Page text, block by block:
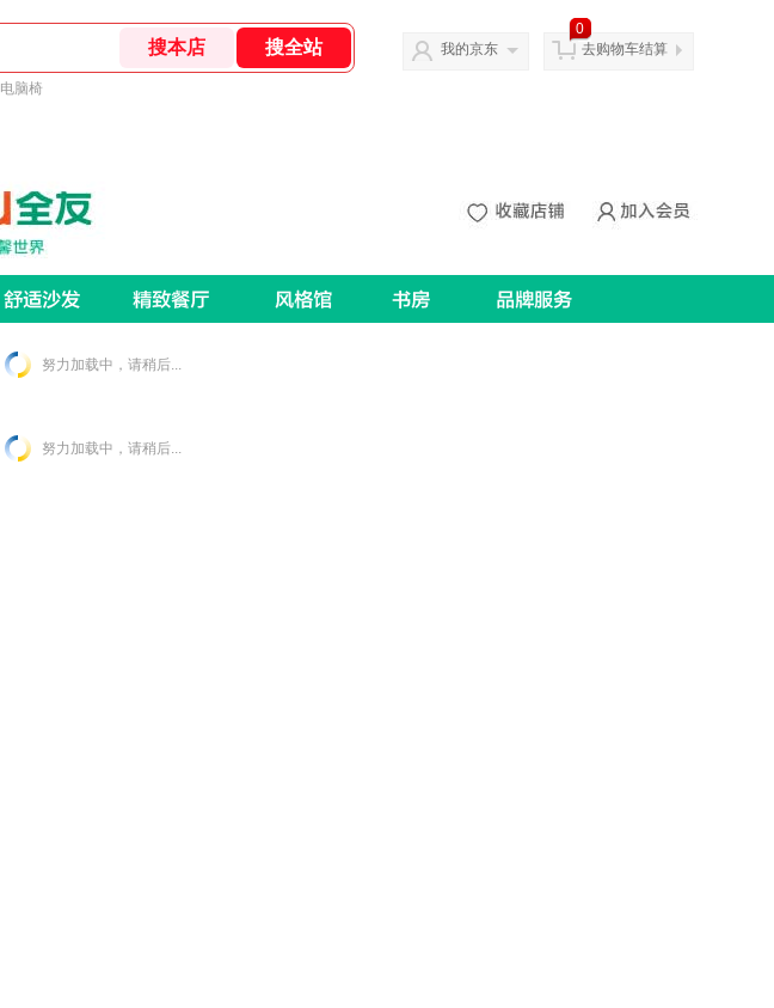
电脑椅
我的京东
0
去购物车结算
努力加载中，请稍后...
努力加载中，请稍后...